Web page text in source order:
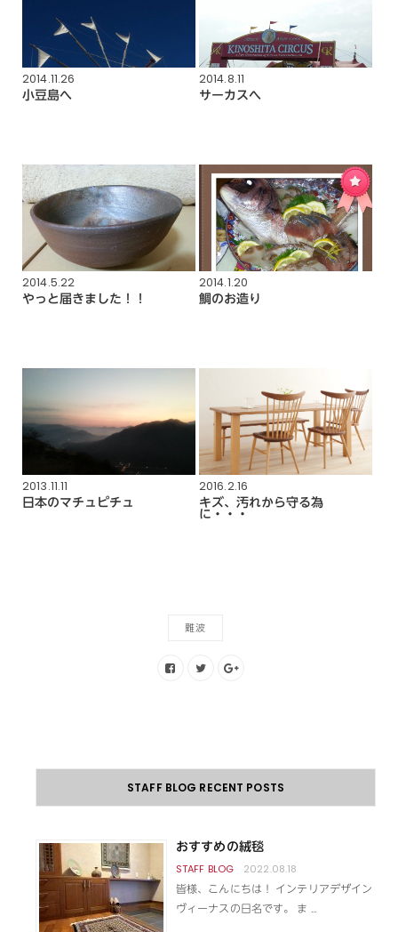
2014.11.26
小豆島へ
2014.8.11
サーカスへ
2014.5.22
やっと届きました！！
2014.1.20
鯛のお造り
2013.11.11
日本のマチュピチュ
2016.2.16
キズ、汚れから守る為
に・・・
難波
STAFF BLOG RECENT POSTS
おすすめの絨毯
2022.08.18
皆様、こんにちは！ インテリアデザイン
ヴィーナスの日名です。 ま …